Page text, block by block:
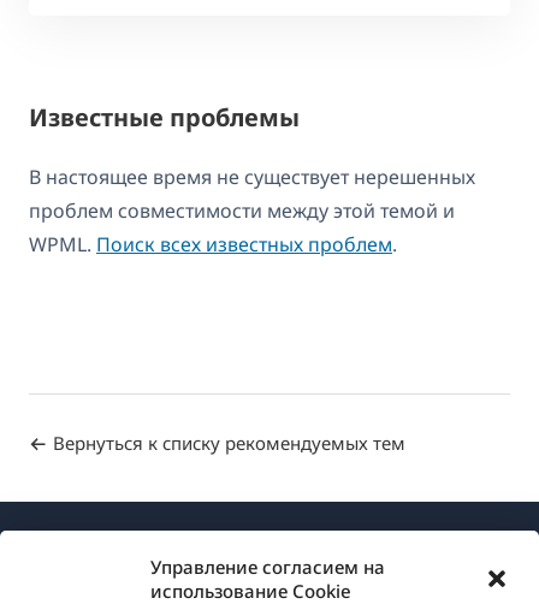
Управление согласием на
использование Cookie
Известные проблемы
В настоящее время не существует нерешенных
проблем совместимости между этой темой и
WPML. Поиск всех известных проблем.
Вернуться к списку рекомендуемых тем